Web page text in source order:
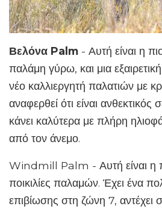
Βελόνα Palm - Αυτή είναι η
παλάμη γύρω, και μια
νέο καλλιεργητή παλατιών με
αναφερθεί ότι είναι
κάνει καλύτερα με πλήρη
από τον άνεμο.
Windmill Palm - Αυτή είναι η
ποικιλίες παλαμών. Έχει ένα
επιβίωσης στη ζώνη 7, αντέχει